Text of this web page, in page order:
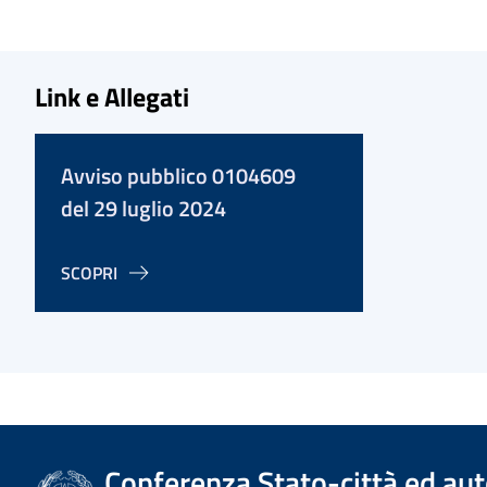
Link e Allegati
Avviso pubblico 0104609
del 29 luglio 2024
SCOPRI